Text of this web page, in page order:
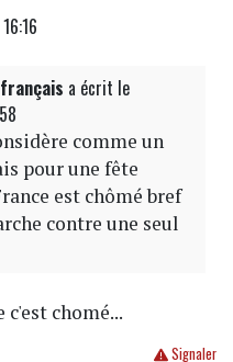
a écrit le
comme un
pour une fête
est chômé bref
contre une seul
chomé...
Signaler